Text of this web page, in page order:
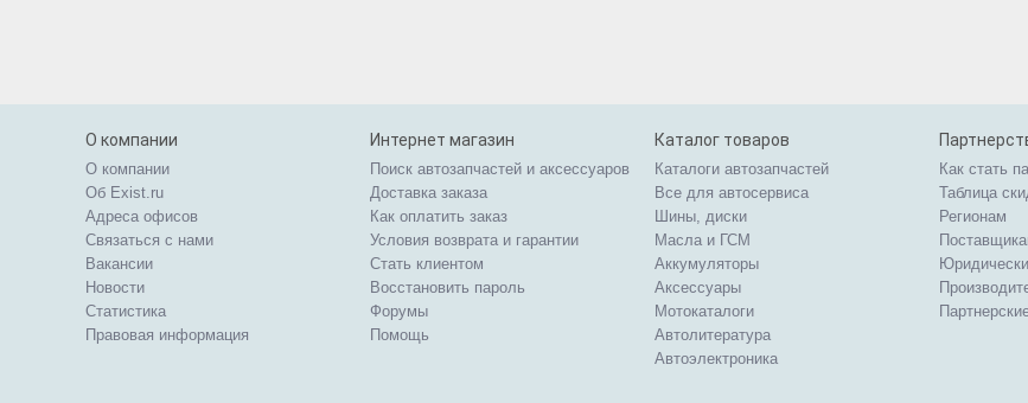
О компании
О компании
Об Exist.ru
Адреса офисов
Связаться с нами
Вакансии
Новости
Статистика
Правовая информация
Интернет магазин
Поиск автозапчастей и аксессуаров
Доставка заказа
Как оплатить заказ
Условия возврата и гарантии
Стать клиентом
Восстановить пароль
Форумы
Помощь
Каталог товаров
Каталоги автозапчастей
Все для автосервиса
Шины, диски
Масла и ГСМ
Аккумуляторы
Аксессуары
Мотокаталоги
Автолитература
Автоэлектроника
Как стать
Таблица
Регионам